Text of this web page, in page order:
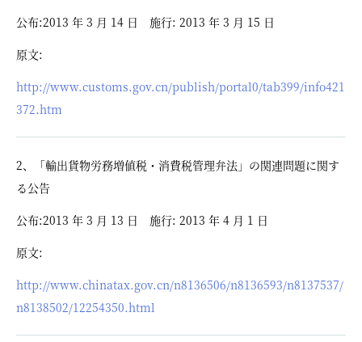
公布:2013 年 3 月 14 日 施行: 2013 年 3 月 15 日
原文:
http://www.customs.gov.cn/publish/portal0/tab399/info421
372.htm
2、「輸出貨物労務増値税・消費税管理弁法」の関連問題に関す
る公告
公布:2013 年 3 月 13 日 施行: 2013 年 4 月 1 日
原文:
http://www.chinatax.gov.cn/n8136506/n8136593/n8137537/
n8138502/12254350.html